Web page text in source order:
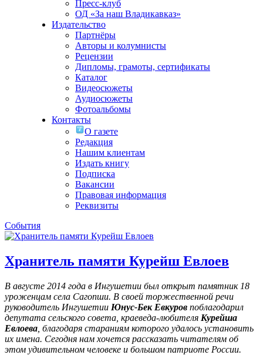
Пресс-клуб
ОД «За наш Владикавказ»
Издательство
Партнёры
Авторы и колумнисты
Рецензии
Дипломы, грамоты, сертификаты
Каталог
Видеосюжеты
Аудиосюжеты
Фотоальбомы
Контакты
О газете
Редакция
Нашим клиентам
Издать книгу
Подписка
Вакансии
Правовая информация
Реквизиты
События
Хранитель памяти Курейш Евлоев
В августе 2014 года в Ингушетии был открыт памятник 18
уроженцам села Сагопши. В своей торжественной речи
руководитель Ингушетии Юнус-Бек Евкуров поблагодарил
депутата сельского совета, краеведа-любителя Курейша
Евлоева , благодаря стараниям которого удалось установить
их имена. Сегодня нам хочется рассказать читателям об
этом удивительном человеке и большом патриоте России.